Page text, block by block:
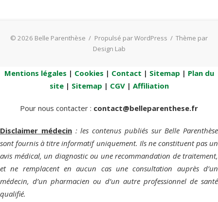
© 2026 Belle Parenthèse / Propulsé par WordPress / Thème par
Design Lab
Mentions légales | Cookies | Contact | Sitemap | Plan du
site| Sitemap | CGV| Affiliation
Pour nous contacter : contact@belleparenthese.fr
Disclaimer médecin: les contenus publiés sur Belle Parenthèse
sont fournis à titre informatif uniquement. Ils ne constituent pas un
avis médical, un diagnostic ou une recommandation de traitement,
et ne remplacent en aucun cas une consultation auprès d’un
médecin, d’un pharmacien ou d’un autre professionnel de santé
qualifié.